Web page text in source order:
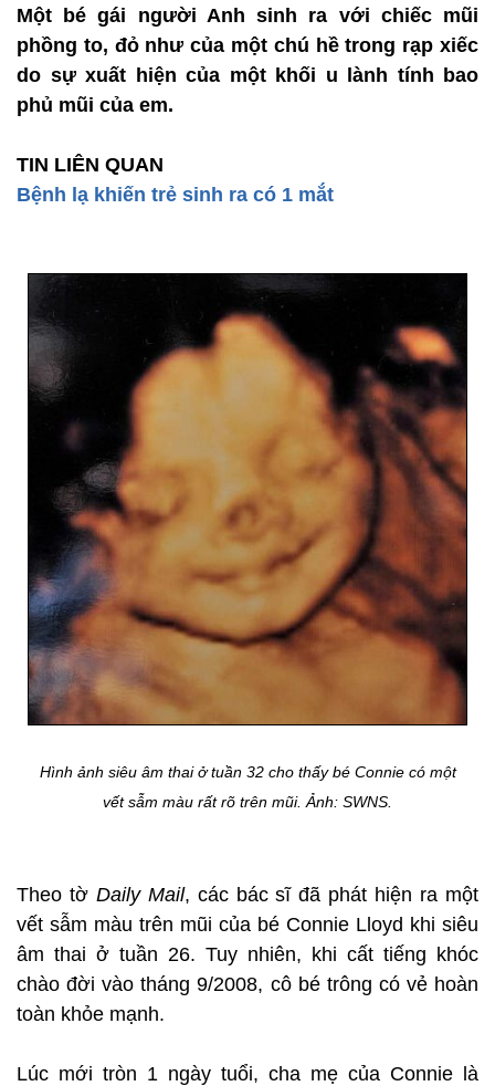
Một bé gái người Anh sinh ra với chiếc mũi
phồng to, đỏ như của một chú hề trong rạp xiếc
do sự xuất hiện của một khối u lành tính bao
phủ mũi của em.
TIN LIÊN QUAN
Bệnh lạ khiến trẻ sinh ra có 1 mắt
Hình ảnh siêu âm thai ở tuần 32 cho thấy bé Connie có một
vết sẫm màu rất rõ trên mũi. Ảnh: SWNS.
Theo tờ Daily Mail, các bác sĩ đã phát hiện ra một
vết sẫm màu trên mũi của bé Connie Lloyd khi siêu
âm thai ở tuần 26. Tuy nhiên, khi cất tiếng khóc
chào đời vào tháng 9/2008, cô bé trông có vẻ hoàn
toàn khỏe mạnh.
Lúc mới tròn 1 ngày tuổi, cha mẹ của Connie là